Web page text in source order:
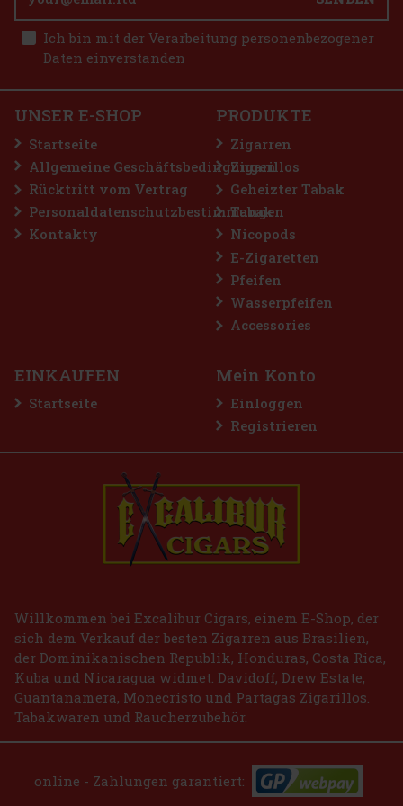
Bestellen
E-Zigarette LIO BASE PRO - Onyx
AUF LAGER(5 st)
2.47 € ohne VAT
(2 st)
Ich bin mit der Verarbeitung personenbezogener
Daten einverstanden
UNSER E-SHOP
Startseite
Allgemeine Geschäftsbedingungen
Rücktritt vom Vertrag
Personaldatenschutzbestimmungen
Kontakty
PRODUKTE
Zigarren
Zigarillos
Geheizter Tabak
Tabak
Nicopods
E-Zigaretten
Pfeifen
Wasserpfeifen
Accessories
EINKAUFEN
Startseite
Mein Konto
Einloggen
Registrieren
Willkommen bei Excalibur Cigars, einem E-Shop, der
sich dem Verkauf der besten Zigarren aus Brasilien,
der Dominikanischen Republik, Honduras, Costa Rica,
Kuba und Nicaragua widmet. Davidoff, Drew Estate,
Guantanamera, Monecristo und Partagas Zigarillos.
Tabakwaren und Raucherzubehör.
online - Zahlungen garantiert: